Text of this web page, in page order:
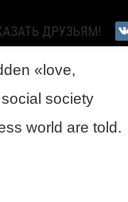
«love,
society
world are told.